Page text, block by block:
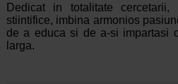
Dedicat in totalitate cercetarii,
stiintifice, imbina armonios
de a educa si de a-si impartasi
larga.